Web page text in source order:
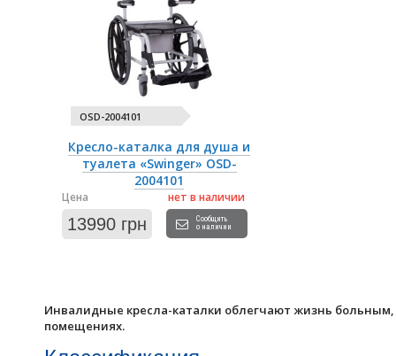
OSD-2004101
Кресло-каталка для душа и
туалета «Swinger» OSD-
2004101
нет в наличии
Сообщить
о наличии
Цена
13990 грн
Инвалидные кресла-каталки облегчают жизнь больным,
помещениях.